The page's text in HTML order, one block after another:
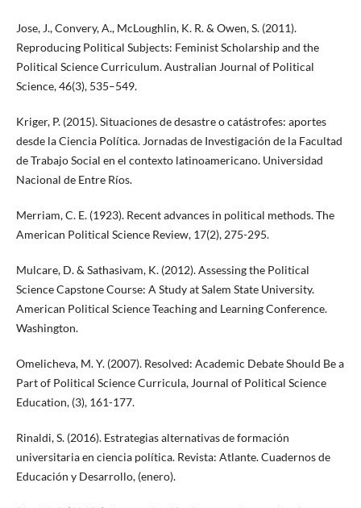
Jose, J., Convery, A., McLoughlin, K. R. & Owen, S. (2011).
Reproducing Political Subjects: Feminist Scholarship and the
Political Science Curriculum. Australian Journal of Political
Science, 46(3), 535–549.
Kriger, P. (2015). Situaciones de desastre o catástrofes: aportes
desde la Ciencia Política. Jornadas de Investigación de la Facultad
de Trabajo Social en el contexto latinoamericano. Universidad
Nacional de Entre Ríos.
Merriam, C. E. (1923). Recent advances in political methods. The
American Political Science Review, 17(2), 275-295.
Mulcare, D. & Sathasivam, K. (2012). Assessing the Political
Science Capstone Course: A Study at Salem State University.
American Political Science Teaching and Learning Conference.
Washington.
Omelicheva, M. Y. (2007). Resolved: Academic Debate Should Be a
Part of Political Science Curricula, Journal of Political Science
Education, (3), 161-177.
Rinaldi, S. (2016). Estrategias alternativas de formación
universitaria en ciencia política. Revista: Atlante. Cuadernos de
Educación y Desarrollo, (enero).